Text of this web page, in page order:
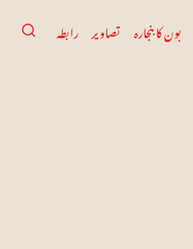
رابطہ تصاویر بون کا بنجارہ